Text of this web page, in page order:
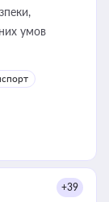
умов
+39